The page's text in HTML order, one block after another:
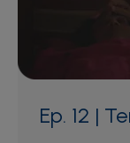
Ep. 12 |